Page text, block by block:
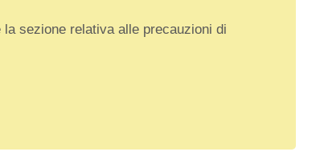
sezione relativa alle precauzioni di